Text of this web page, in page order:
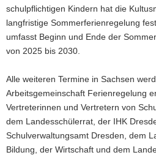
schulpflichtigen Kindern hat die
langfristige Sommerferienregelung
umfasst Beginn und Ende der
von 2025 bis 2030.
Alle weiteren Termine in Sachsen
Arbeitsgemeinschaft Ferienregelung
Vertreterinnen und Vertretern von
dem Landesschülerrat, der IHK
Schulverwaltungsamt Dresden, dem
Bildung, der Wirtschaft und dem